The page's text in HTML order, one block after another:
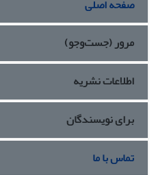
صفحه اصلی
مرور (جست‌وجو)
اطلاعات نشریه
برای نویسندگان
تماس با ما